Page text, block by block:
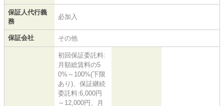
保証人代行義
務
必加入
保証会社 その他
初回保証委託料:
月額総賃料の5
0%～100%(下限
あり)、保証継続
委託料:6,000円
～12,000円、月